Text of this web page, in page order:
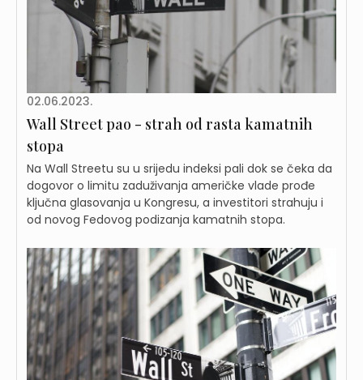
02.06.2023.
Wall Street pao - strah od rasta kamatnih
stopa
Na Wall Streetu su u srijedu indeksi pali dok se čeka da
dogovor o limitu zaduživanja američke vlade prođe
ključna glasovanja u Kongresu, a investitori strahuju i
od novog Fedovog podizanja kamatnih stopa.